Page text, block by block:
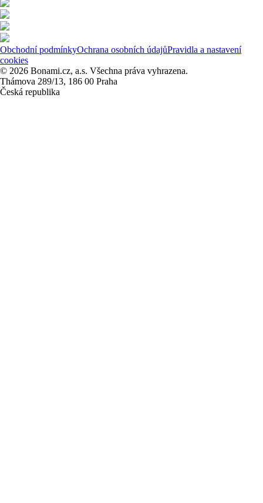
Obchodní podmínkyOchrana osobních údajůPravidla a nastavení
cookies
© 2026 Bonami.cz, a.s. Všechna práva vyhrazena.
Thámova 289/13, 186 00 Praha
Česká republika